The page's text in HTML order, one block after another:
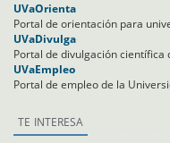
UVaOrienta
Portal de orientación para
UVaDivulga
Portal de divulgación
UVaEmpleo
Portal de empleo de la
TE INTERESA